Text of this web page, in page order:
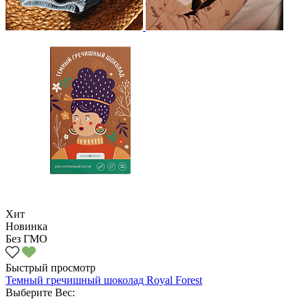
Хит
Новинка
Без ГМО
Быстрый просмотр
Темный гречишный шоколад Royal Forest
Выберите Вес: